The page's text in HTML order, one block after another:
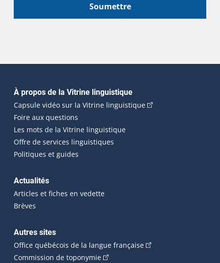
Soumettre
Navigation principale
À propos de la Vitrine linguistique
Capsule vidéo sur la Vitrine linguistique(Cet hyperlien
Foire aux questions
Les mots de la Vitrine linguistique
Offre de services linguistiques
Politiques et guides
Actualités
Articles et fiches en vedette
Brèves
Autres sites
Office québécois de la langue française(Cet hyperlien
Commission de toponymie(Cet hyperlien externe s'ouvrira